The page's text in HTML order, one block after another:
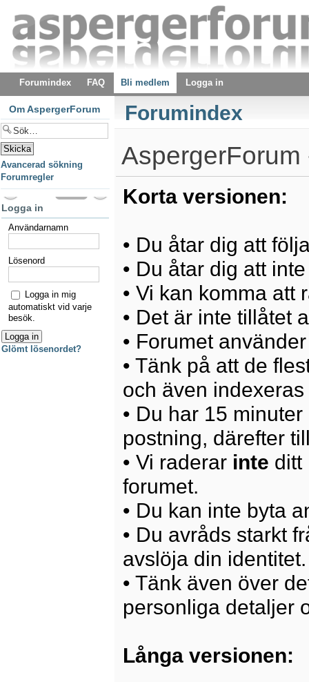
Forumindex FAQ Bli medlem Logga in
Forumindex
Korta versionen:
• Du åtar dig att
• Du åtar dig att
• Vi kan komma att
• Det är inte tillåtet
• Forumet
• Tänk på att de
och även
• Du har 15
postning, därefter
• Vi raderar inte ditt
forumet.
• Du kan inte byta
• Du avråds starkt
avslöja din identitet.
• Tänk även över
personliga detaljer
Långa versionen:
Om AspergerForum
Avancerad sökning
Forumregler
Logga in
Användarnamn
Lösenord
Logga in mig
automatiskt vid varje
besök.
Glömt lösenordet?